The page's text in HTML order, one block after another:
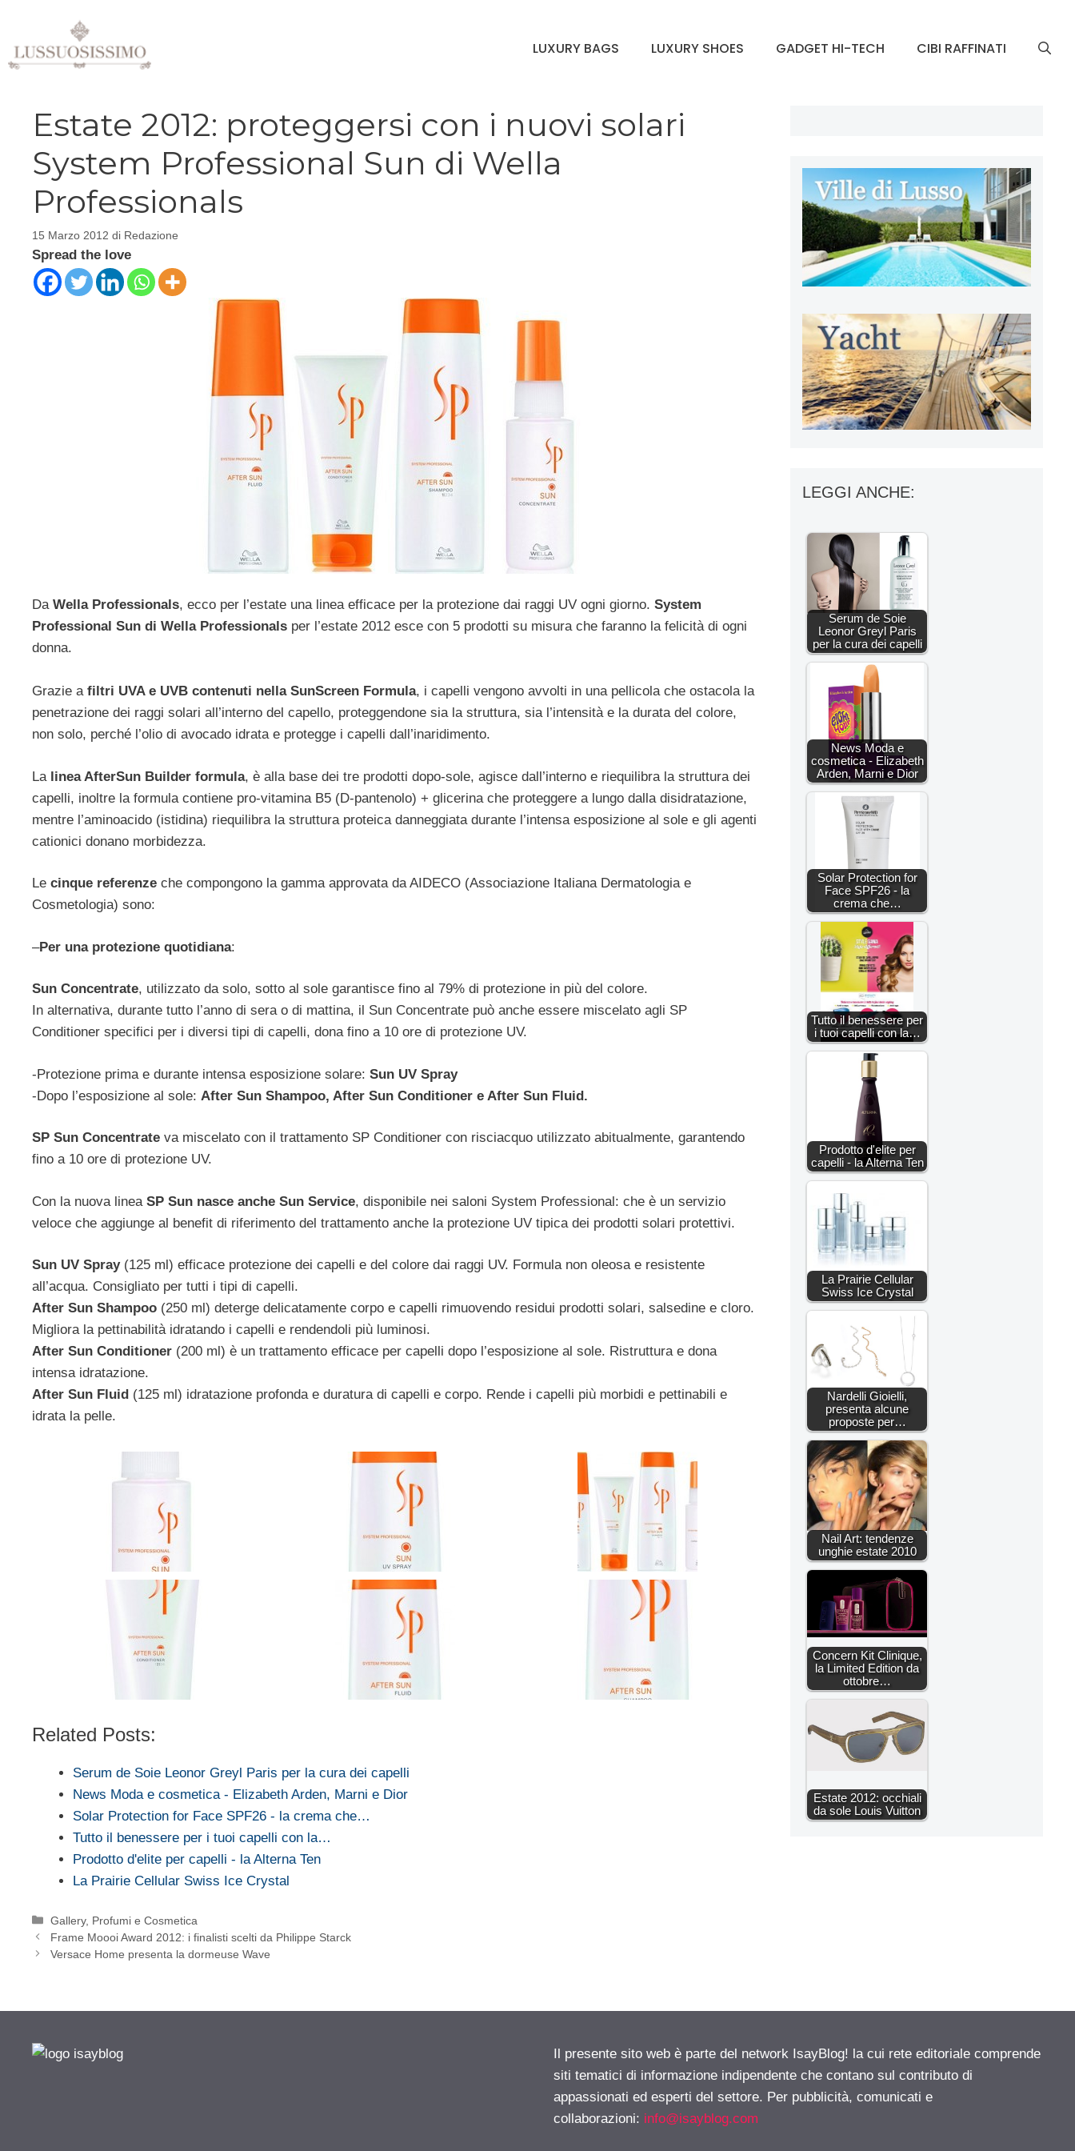
contenuto
LUXURY BAGS LUXURY SHOES GADGET HI-TECH CIBI RAFFINATI
Estate 2012: proteggersi con i nuovi solari
System Professional Sun di Wella
Professionals
15 Marzo 2012 di Redazione
Spread the love
Da Wella Professionals, ecco per l’estate una linea efficace per la protezione dai raggi UV ogni giorno. System
Professional Sun di Wella Professionals per l’estate 2012 esce con 5 prodotti su misura che faranno la felicità di ogni
donna.
Grazie a filtri UVA e UVB contenuti nella SunScreen Formula, i capelli vengono avvolti in una pellicola che ostacola la
penetrazione dei raggi solari all’interno del capello, proteggendone sia la struttura, sia l’intensità e la durata del colore,
non solo, perché l’olio di avocado idrata e protegge i capelli dall’inaridimento.
La linea AfterSun Builder formula, è alla base dei tre prodotti dopo-sole, agisce dall’interno e riequilibra la struttura dei
capelli, inoltre la formula contiene pro-vitamina B5 (D-pantenolo) + glicerina che proteggere a lungo dalla disidratazione,
mentre l’aminoacido (istidina) riequilibra la struttura proteica danneggiata durante l’intensa esposizione al sole e gli agenti
cationici donano morbidezza.
Le cinque referenze che compongono la gamma approvata da AIDECO (Associazione Italiana Dermatologia e
Cosmetologia) sono:
–Per una protezione quotidiana:
Sun Concentrate, utilizzato da solo, sotto al sole garantisce fino al 79% di protezione in più del colore.
In alternativa, durante tutto l’anno di sera o di mattina, il Sun Concentrate può anche essere miscelato agli SP
Conditioner specifici per i diversi tipi di capelli, dona fino a 10 ore di protezione UV.
-Protezione prima e durante intensa esposizione solare: Sun UV Spray
-Dopo l’esposizione al sole: After Sun Shampoo, After Sun Conditioner e After Sun Fluid.
SP Sun Concentrate va miscelato con il trattamento SP Conditioner con risciacquo utilizzato abitualmente, garantendo
fino a 10 ore di protezione UV.
Con la nuova linea SP Sun nasce anche Sun Service, disponibile nei saloni System Professional: che è un servizio
veloce che aggiunge al benefit di riferimento del trattamento anche la protezione UV tipica dei prodotti solari protettivi.
Sun UV Spray(125 ml) efficace protezione dei capelli e del colore dai raggi UV. Formula non oleosa e resistente
all’acqua. Consigliato per tutti i tipi di capelli.
After Sun Shampoo (250 ml) deterge delicatamente corpo e capelli rimuovendo residui prodotti solari, salsedine e cloro.
Migliora la pettinabilità idratando i capelli e rendendoli più luminosi.
After Sun Conditioner (200 ml) è un trattamento efficace per capelli dopo l’esposizione al sole. Ristruttura e dona
intensa idratazione.
After Sun Fluid (125 ml) idratazione profonda e duratura di capelli e corpo. Rende i capelli più morbidi e pettinabili e
idrata la pelle.
Related Posts:
Serum de Soie Leonor Greyl Paris per la cura dei capelli
News Moda e cosmetica - Elizabeth Arden, Marni e Dior
Solar Protection for Face SPF26 - la crema che…
Tutto il benessere per i tuoi capelli con la…
Prodotto d'elite per capelli - la Alterna Ten
La Prairie Cellular Swiss Ice Crystal
Categorie
Gallery, Profumi e Cosmetica
Frame Moooi Award 2012: i finalisti scelti da Philippe Starck
Versace Home presenta la dormeuse Wave
LEGGI ANCHE:
Serum de Soie
Leonor Greyl Paris
per la cura dei capelli
News Moda e
cosmetica - Elizabeth
Arden, Marni e Dior
Solar Protection for
Face SPF26 - la
crema che…
Tutto il benessere per
i tuoi capelli con la…
Prodotto d'elite per
capelli - la Alterna Ten
La Prairie Cellular
Swiss Ice Crystal
Nardelli Gioielli,
presenta alcune
proposte per…
Nail Art: tendenze
unghie estate 2010
Concern Kit Clinique,
la Limited Edition da
ottobre…
Estate 2012: occhiali
da sole Louis Vuitton
Il presente sito web è parte del network IsayBlog! la cui rete editoriale comprende
siti tematici di informazione indipendente che contano sul contributo di
appassionati ed esperti del settore. Per pubblicità, comunicati e
collaborazioni: info@isayblog.com